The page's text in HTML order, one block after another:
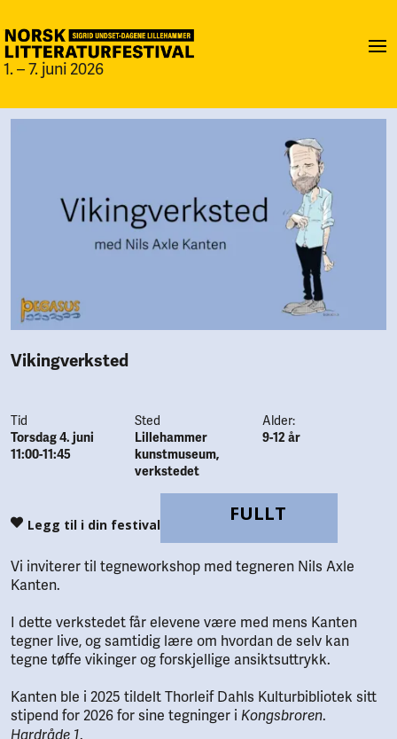
1. – 7. juni 2026
Vikingverksted
Tid
Torsdag 4. juni
11:00-11:45
Sted
Lillehammer
kunstmuseum,
verkstedet
Alder:
9-12 år
Legg til i din festival FULLT
Vi inviterer til tegneworkshop med tegneren Nils Axle
Kanten.
I dette verkstedet får elevene være med mens Kanten
tegner live, og samtidig lære om hvordan de selv kan
tegne tøffe vikinger og forskjellige ansiktsuttrykk.
Kanten ble i 2025 tildelt Thorleif Dahls Kulturbibliotek sitt
stipend for 2026 for sine tegninger i Kongsbroren.